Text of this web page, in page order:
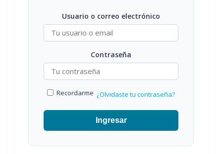
Usuario o correo electrónico
Contraseña
Recordarme ¿Olvidaste tu contraseña?
Ingresar